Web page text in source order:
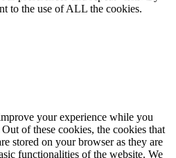
to the use of ALL the cookies.
your experience while you
of these cookies, the cookies that
stored on your browser as they are
functionalities of the website. We